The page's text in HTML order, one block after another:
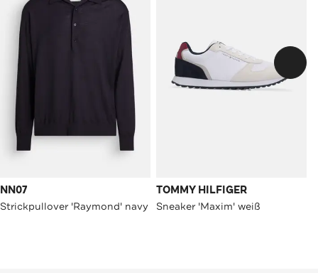
NN07
Strickpullover 'Raymond' navy
TOMMY HILFIGER
Sneaker 'Maxim' weiß